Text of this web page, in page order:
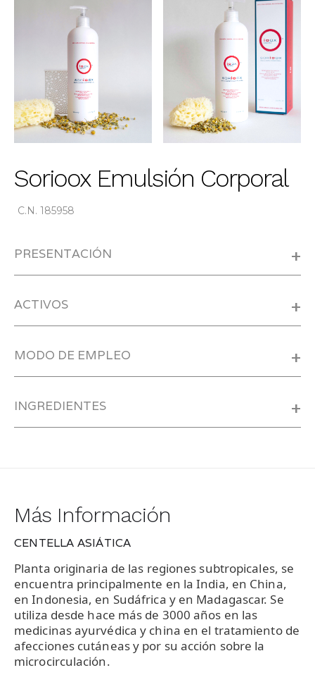
Sorioox Emulsión Corporal
C.N. 185958
PRESENTACIÓN +
ACTIVOS +
MODO DE EMPLEO +
INGREDIENTES +
Más Información
CENTELLA ASIÁTICA
Planta originaria de las regiones subtropicales, se
encuentra principalmente en la India, en China,
en Indonesia, en Sudáfrica y en Madagascar. Se
utiliza desde hace más de 3000 años en las
medicinas ayurvédica y china en el tratamiento de
afecciones cutáneas y por su acción sobre la
microcirculación.